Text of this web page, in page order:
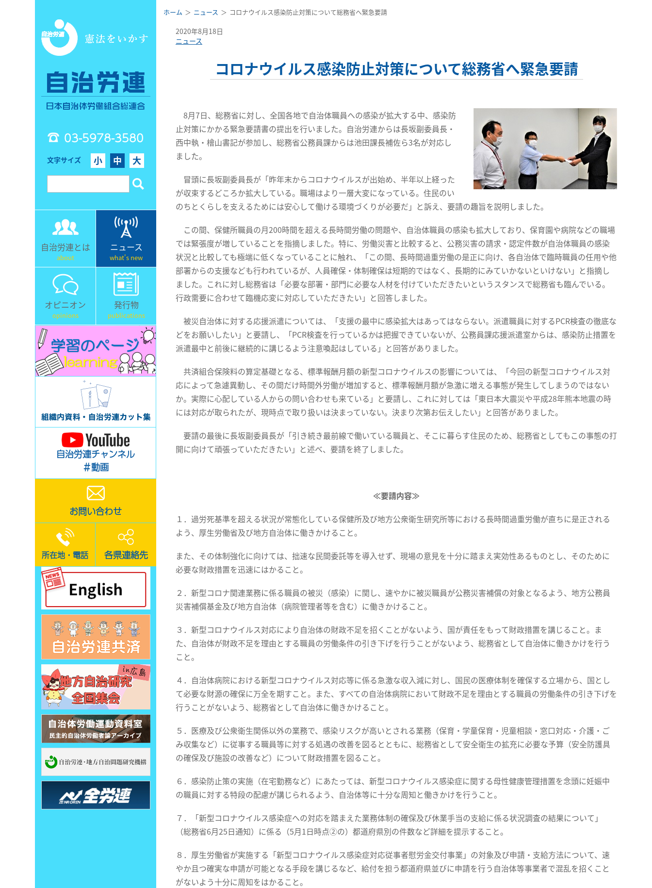
03-5978-3580
文字サイズ 小 中 大
自治労連とは
about
ニュース
what's new
オピニオン
opinions
発行物
publications
自治労連チャンネル
＃動画
お問い合わせ
所在地・電話 各県連絡先
ホーム ニュース コロナウイルス感染防止対策について総務省へ緊急要請
2020年8月18日
ニュース
コロナウイルス感染防止対策について総務省へ緊急要請
8月7日、総務省に対し、全国各地で自治体職員への感染が拡大する中、感染防
止対策にかかる緊急要請書の提出を行いました。自治労連からは長坂副委員長・
西中執・檜山書記が参加し、総務省公務員課からは池田課長補佐ら3名が対応し
ました。
冒頭に長坂副委員長が「昨年末からコロナウイルスが出始め、半年以上経った
が収束するどころか拡大している。職場はより一層大変になっている。住民のい
のちとくらしを支えるためには安心して働ける環境づくりが必要だ」と訴え、要請の趣旨を説明しました。
この間、保健所職員の月200時間を超える長時間労働の問題や、自治体職員の感染も拡大しており、保育園や病院などの職場
では緊張度が増していることを指摘しました。特に、労働災害と比較すると、公務災害の請求・認定件数が自治体職員の感染
状況と比較しても極端に低くなっていることに触れ、「この間、長時間過重労働の是正に向け、各自治体で臨時職員の任用や他
部署からの支援なども行われているが、人員確保・体制確保は短期的ではなく、長期的にみていかないといけない」と指摘し
ました。これに対し総務省は「必要な部署・部門に必要な人材を付けていただきたいというスタンスで総務省も臨んでいる。
行政需要に合わせて臨機応変に対応していただきたい」と回答しました。
被災自治体に対する応援派遣については、「支援の最中に感染拡大はあってはならない。派遣職員に対するPCR検査の徹底な
どをお願いしたい」と要請し、「PCR検査を行っているかは把握できていないが、公務員課応援派遣室からは、感染防止措置を
派遣最中と前後に継続的に講じるよう注意喚起はしている」と回答がありました。
共済組合保険料の算定基礎となる、標準報酬月額の新型コロナウイルスの影響については、「今回の新型コロナウイルス対
応によって急遽異動し、その間だけ時間外労働が増加すると、標準報酬月額が急激に増える事態が発生してしまうのではない
か。実際に心配している人からの問い合わせも来ている」と要請し、これに対しては「東日本大震災や平成28年熊本地震の時
には対応が取られたが、現時点で取り扱いは決まっていない。決まり次第お伝えしたい」と回答がありました。
要請の最後に長坂副委員長が「引き続き最前線で働いている職員と、そこに暮らす住民のため、総務省としてもこの事態の打
開に向けて頑張っていただきたい」と述べ、要請を終了しました。
≪要請内容≫
１．過労死基準を超える状況が常態化している保健所及び地方公衆衛生研究所等における長時間過重労働が直ちに是正される
よう、厚生労働省及び地方自治体に働きかけること。
また、その体制強化に向けては、拙速な民間委託等を導入せず、現場の意見を十分に踏まえ実効性あるものとし、そのために
必要な財政措置を迅速にはかること。
２．新型コロナ関連業務に係る職員の被災（感染）に関し、速やかに被災職員が公務災害補償の対象となるよう、地方公務員
災害補償基金及び地方自治体（病院管理者等を含む）に働きかけること。
３．新型コロナウイルス対応により自治体の財政不足を招くことがないよう、国が責任をもって財政措置を講じること。ま
た、自治体が財政不足を理由とする職員の労働条件の引き下げを行うことがないよう、総務省として自治体に働きかけを行う
こと。
４．自治体病院における新型コロナウイルス対応等に係る急激な収入減に対し、国民の医療体制を確保する立場から、国とし
て必要な財源の確保に万全を期すこと。また、すべての自治体病院において財政不足を理由とする職員の労働条件の引き下げを
行うことがないよう、総務省として自治体に働きかけること。
５．医療及び公衆衛生関係以外の業務で、感染リスクが高いとされる業務（保育・学童保育・児童相談・窓口対応・介護・ご
み収集など）に従事する職員等に対する処遇の改善を図るとともに、総務省として安全衛生の拡充に必要な予算（安全防護具
の確保及び施設の改善など）について財政措置を図ること。
６．感染防止策の実施（在宅勤務など）にあたっては、新型コロナウイルス感染症に関する母性健康管理措置を念頭に妊娠中
の職員に対する特段の配慮が講じられるよう、自治体等に十分な周知と働きかけを行うこと。
７．「新型コロナウイルス感染症への対応を踏まえた業務体制の確保及び休業手当の支給に係る状況調査の結果について」
（総務省6月25日通知）に係る（5月1日時点②の）都道府県別の件数など詳細を提示すること。
８．厚生労働省が実施する「新型コロナウイルス感染症対応従事者慰労金交付事業」の対象及び申請・支給方法について、速
やか且つ確実な申請が可能となる手段を講じるなど、給付を担う都道府県並びに申請を行う自治体等事業者で混乱を招くこと
がないよう十分に周知をはかること。